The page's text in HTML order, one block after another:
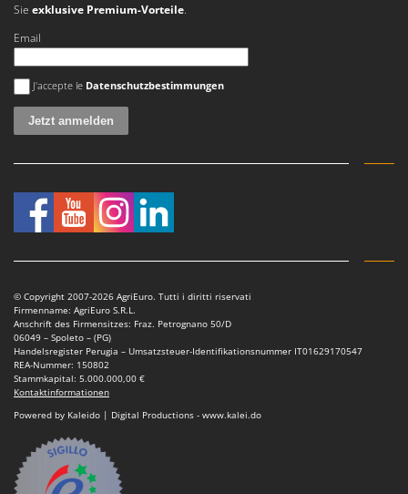
Sie exklusive Premium-Vorteile.
Email
Es ist ein Fehler aufgetreten
J'accepte le Datenschutzbestimmungen
© Copyright 2007-2026 AgriEuro. Tutti i diritti riservati
Firmenname: AgriEuro S.R.L.
Anschrift des Firmensitzes: Fraz. Petrognano 50/D
06049 – Spoleto – (PG)
Handelsregister Perugia – Umsatzsteuer-Identifikationsnummer IT01629170547
REA-Nummer: 150802
Stammkapital: 5.000.000,00 €
Kontaktinformationen
Powered by Kaleido | Digital Productions - www.kalei.do